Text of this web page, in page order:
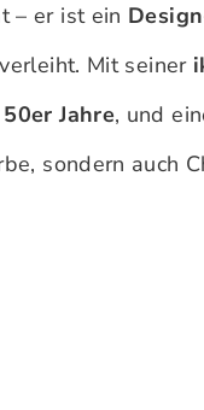
– er ist ein
Mit seiner
Jahre, und
sondern auch